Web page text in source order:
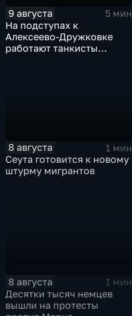
9 августа
5 мин
На подступах к
Алексеево-Дружковке
работают танкисты
8 августа
1 мин
Сеута готовится к новому
штурму мигрантов
8 августа
1 мин
Десятки тысяч немцев
вышли на протесты